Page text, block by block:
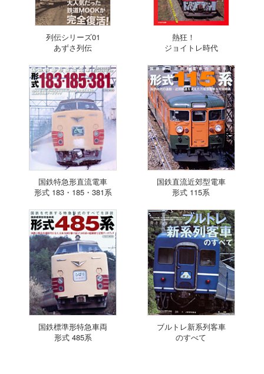
列伝シリーズ01
あずさ列伝
熱狂！
ジョイトレ時代
国鉄特急形直流電車
形式 183・185・381系
国鉄直流近郊型電車
形式 115系
国鉄標準形特急車両
形式 485系
ブルトレ新系列客車
のすべて